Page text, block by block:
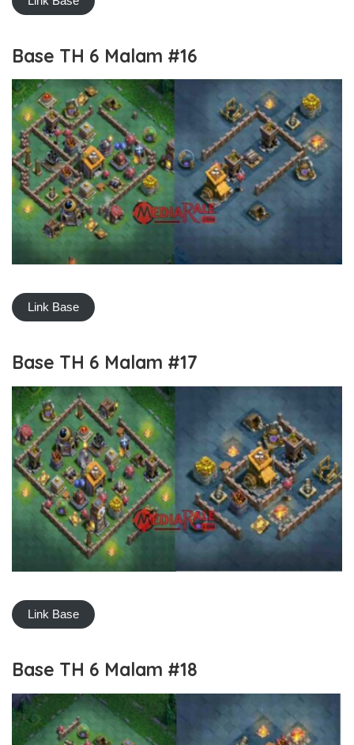
Base TH 6 Malam #16
Link Base
Base TH 6 Malam #17
Link Base
Base TH 6 Malam #18